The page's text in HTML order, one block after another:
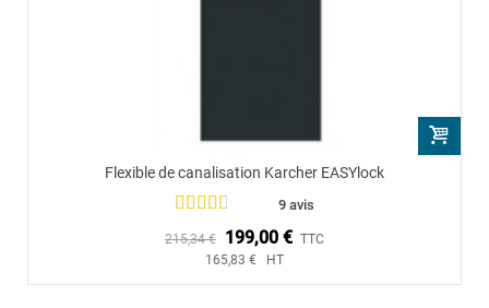
Flexible de canalisation Karcher EASYlock
9 avis
215,34 € 199,00 € TTC
165,83 € HT